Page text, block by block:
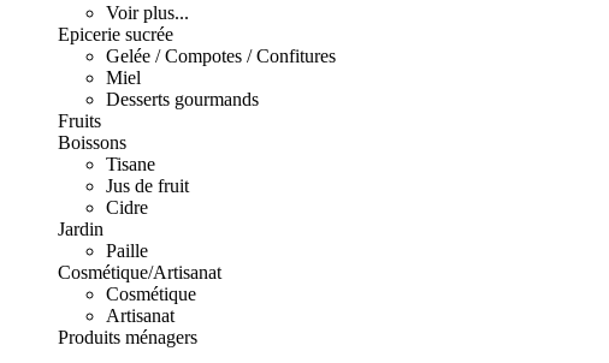
Voir plus...
Epicerie sucrée
Gelée / Compotes / Confitures
Miel
Desserts gourmands
Fruits
Boissons
Tisane
Jus de fruit
Cidre
Jardin
Paille
Cosmétique/Artisanat
Cosmétique
Artisanat
Produits ménagers